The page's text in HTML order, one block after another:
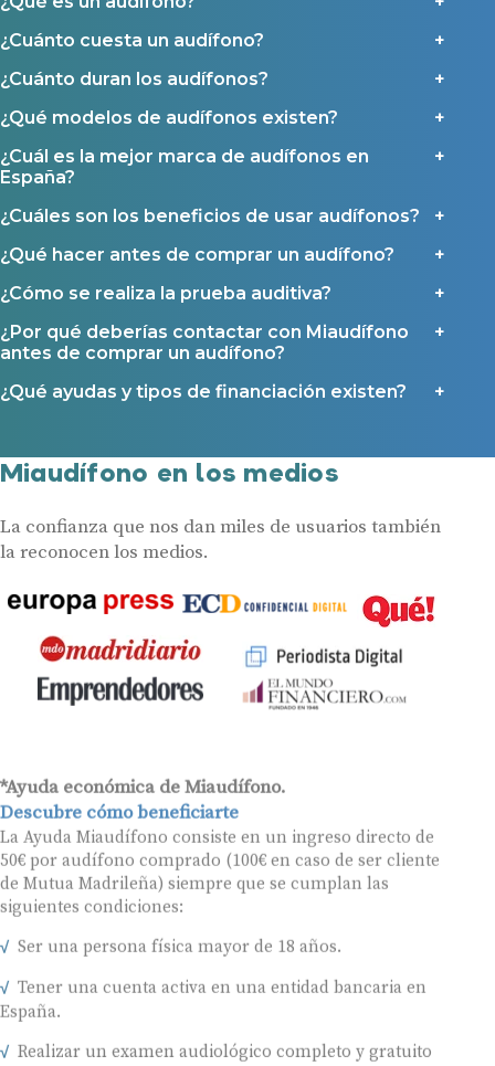
¿Cuánto cuesta un audífono?
¿Cuánto duran los audífonos?
¿Qué modelos de audífonos existen?
¿Cuál es la mejor marca de audífonos en
España?
¿Cuáles son los beneficios de usar audífonos?
¿Qué hacer antes de comprar un audífono?
¿Cómo se realiza la prueba auditiva?
¿Por qué deberías contactar con Miaudífono
antes de comprar un audífono?
¿Qué ayudas y tipos de financiación existen?
Miaudífono en los medios
La confianza que nos dan miles de usuarios también
la reconocen los medios.
*Ayuda económica de Miaudífono.
Descubre cómo beneficiarte
La Ayuda Miaudífono consiste en un ingreso directo de
50€ por audífono comprado (100€ en caso de ser cliente
de Mutua Madrileña) siempre que se cumplan las
siguientes condiciones:
Ser una persona física mayor de 18 años.
Tener una cuenta activa en una entidad bancaria en
España.
Realizar un examen audiológico completo y gratuito
Ayudas y subvenciones
Ayuda Miaudífono hasta 200€*
Ayudas para audífonos en Castilla-La Mancha
Ayudas y subvenciones en La Rioja
Ayudas para audífonos en Galicia
Contacto
Política de Privacidad.